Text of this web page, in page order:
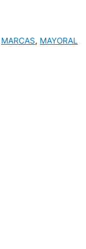
MARCAS, MAYORAL